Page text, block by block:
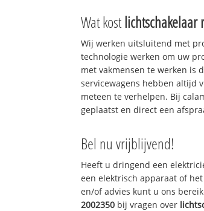
Wat kostlichtschakelaar
Wij werken uitsluitend met
technologie werken om uw
met vakmensen te werken is
servicewagens hebben altijd
meteen te verhelpen. Bij
geplaatst en direct een
Bel nu vrijblijvend!
Heeft u dringend een
een elektrisch apparaat of
en/of advies kunt u ons
2002350 bij vragen over